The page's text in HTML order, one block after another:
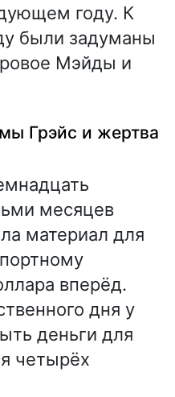
году. К
были задуманы
Мэйды и
Грэйс и жертва
месяцев
материал для
вперёд.
дня у
деньги для
четырёх